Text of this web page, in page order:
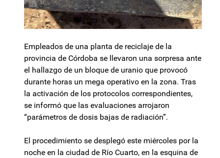
Empleados de una planta de reciclaje de la
provincia de Córdoba se llevaron una sorpresa ante
el hallazgo de un bloque de uranio que provocó
durante horas un mega operativo en la zona. Tras
la activación de los protocolos correspondientes,
se informó que las evaluaciones arrojaron
“parámetros de dosis bajas de radiación”.
El procedimiento se desplegó este miércoles por la
noche en la ciudad de Río Cuarto, en la esquina de